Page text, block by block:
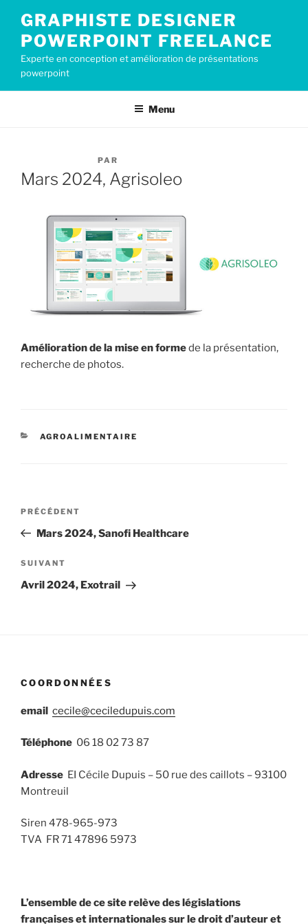
contenu
principal
GRAPHISTE DESIGNER
POWERPOINT FREELANCE
Experte en conception et amélioration de présentations
powerpoint
Menu
LE
PAR
Mars 2024, Agrisoleo
Amélioration de la mise en formede la présentation,
recherche de photos.
CATÉGORIES
AGROALIMENTAIRE
Navigation
l’article
Article
précédent
PRÉCÉDENT
Mars 2024, Sanofi Healthcare
Article
suivant
SUIVANT
Avril 2024, Exotrail
COORDONNÉES
email cecile@ceciledupuis.com
Téléphone 06 18 02 73 87
Adresse EI Cécile Dupuis – 50 rue des caillots – 93100
Montreuil
Siren 478-965-973
TVA FR 71 47896 5973
L’ensemble de ce site relève des législations
françaises et internationales sur le droit d’auteur et